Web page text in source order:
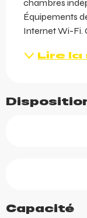
chambres
Équipements
Internet Wi-Fi.
Lire la
Capacité